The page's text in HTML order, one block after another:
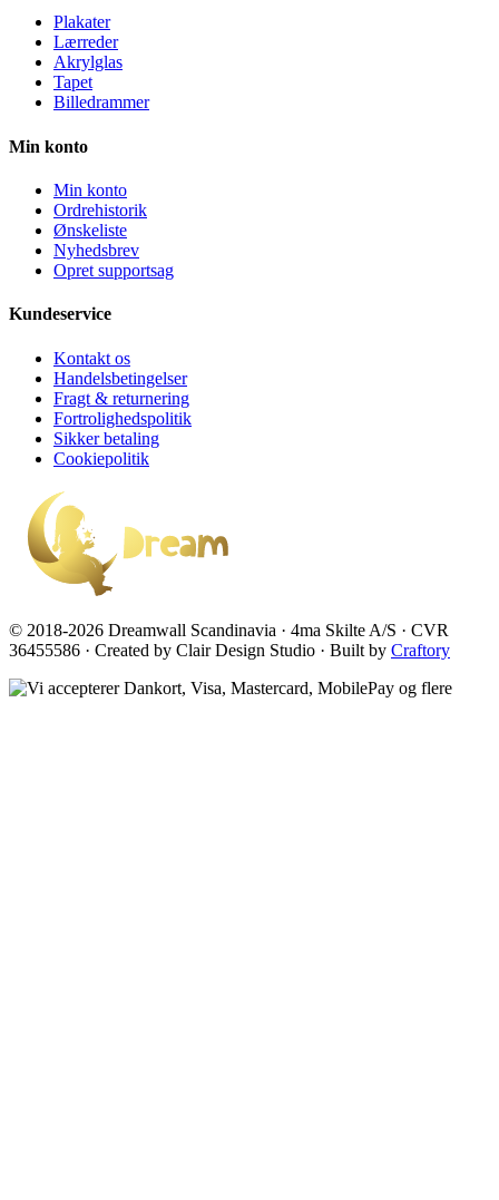
Plakater
Lærreder
Akrylglas
Tapet
Billedrammer
Min konto
Min konto
Ordrehistorik
Ønskeliste
Nyhedsbrev
Opret supportsag
Kundeservice
Kontakt os
Handelsbetingelser
Fragt & returnering
Fortrolighedspolitik
Sikker betaling
Cookiepolitik
© 2018-2026 Dreamwall Scandinavia · 4ma Skilte A/S · CVR
36455586 · Created by Clair Design Studio · Built by Craftory